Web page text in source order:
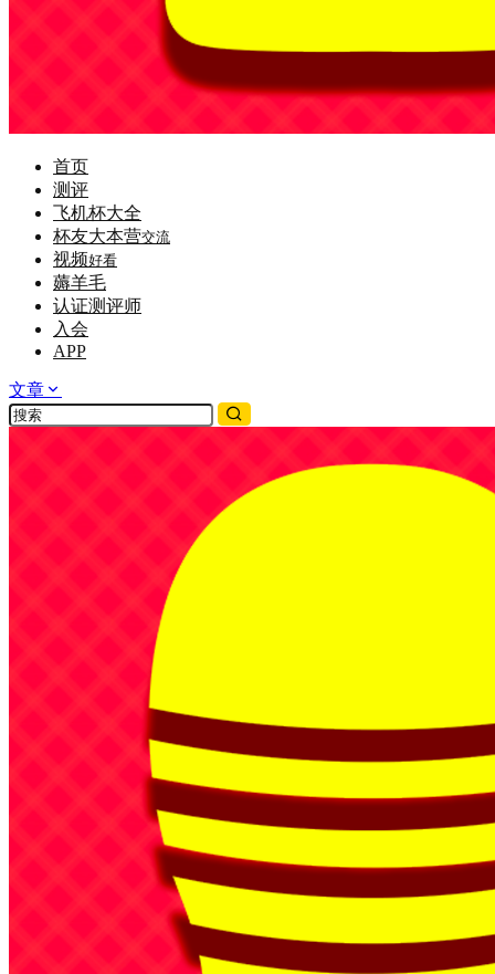
首页
测评
飞机杯大全
杯友大本营交流
视频好看
薅羊毛
认证测评师
入会
APP
文章